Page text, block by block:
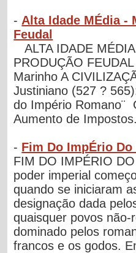
- Alta Idade MÉdia -
Feudal
ALTA IDADE
PRODUÇÃO
Marinho A
Justiniano (527 ?
do Império Romano¨
Aumento de
- Fim Do ImpÉrio Do
FIM DO IMPÉRIO
poder imperial
quando se iniciaram
designação dada
quaisquer povos não-
dominado pelos
francos e os godos.